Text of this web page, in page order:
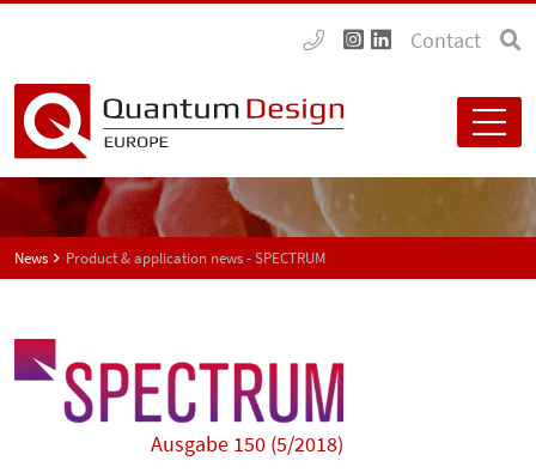
Contact
News Product & application news - SPECTRUM
Ausgabe 150 (5/2018)